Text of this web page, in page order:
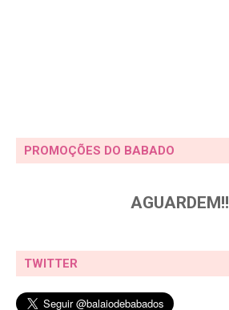
PROMOÇÕES DO BABADO
AGUARDEM!!
TWITTER